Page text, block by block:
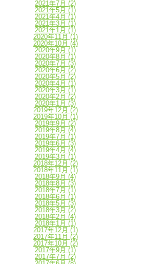
2021年7月 (2)
2021年5月 (1)
2021年4月 (1)
2021年3月 (1)
2021年1月 (1)
2020年11月 (1)
2020年10月 (4)
2020年9月 (1)
2020年8月 (1)
2020年7月 (3)
2020年6月 (2)
2020年5月 (2)
2020年4月 (1)
2020年3月 (1)
2020年2月 (2)
2020年1月 (3)
2019年12月 (2)
2019年10月 (1)
2019年9月 (2)
2019年8月 (4)
2019年7月 (1)
2019年6月 (3)
2019年4月 (4)
2019年3月 (1)
2018年12月 (2)
2018年11月 (1)
2018年9月 (4)
2018年8月 (3)
2018年7月 (1)
2018年6月 (1)
2018年5月 (3)
2018年3月 (2)
2018年2月 (4)
2018年1月 (1)
2017年12月 (1)
2017年11月 (2)
2017年10月 (2)
2017年9月 (1)
2017年7月 (2)